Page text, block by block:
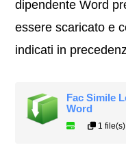
dipendente Word
essere scaricato e
indicati in
Fac Simile
Word
1 file(s)